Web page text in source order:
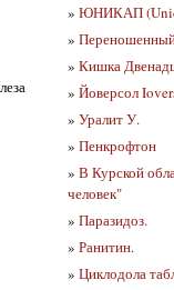
» ЮНИКАП
»
» Кишка
» Йоверсол
» Уралит У.
» Пенкрофтон
» В Курской
человек"
» Паразидоз.
» Ранитин.
» Циклодола